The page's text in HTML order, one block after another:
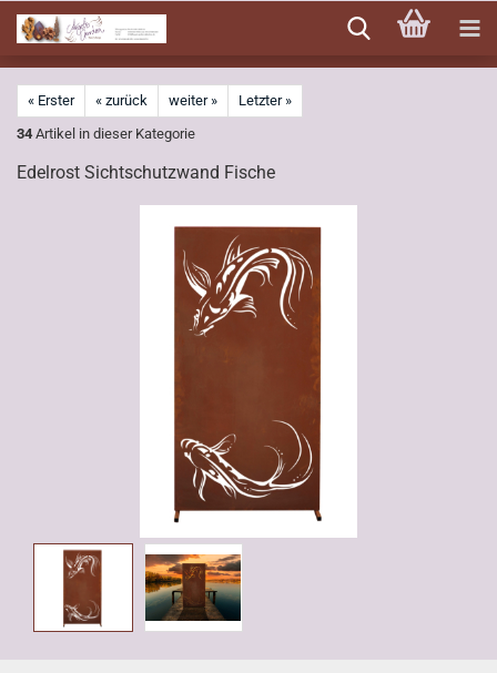
zum
Hauptinhalt
« Erster « zurück weiter »
Letzter »
34 Artikel in dieser Kategorie
Edelrost Sichtschutzwand Fische